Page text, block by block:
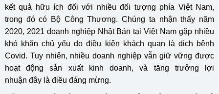
kết quả hữu ích đối với nhiều đối tượng phía Việt Nam,
trong đó có Bộ Công Thương. Chúng ta nhận thấy năm
2020, 2021 doanh nghiệp Nhật Bản tại Việt Nam gặp nhiều
khó khăn chủ yếu do điều kiện khách quan là dịch bệnh
Covid. Tuy nhiên, nhiều doanh nghiệp vẫn giữ vững được
hoạt động sản xuất kinh doanh, và tăng trưởng lợi
nhuận đây là điều đáng mừng.